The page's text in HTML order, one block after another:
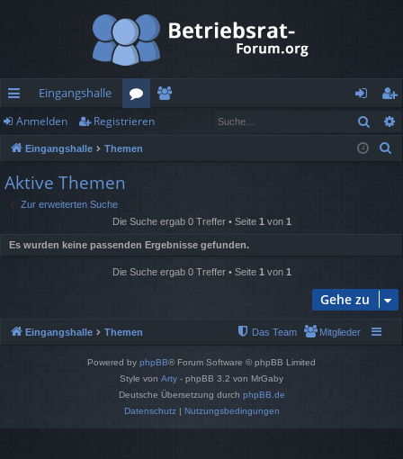
ch
ne
llz
rif
Eingangshalle
or
en
n
m
eg
ist
Anmelden Registrieren
Eingangshalle Themen
Aktive Themen
Zur erweiterten Suche
Die Suche ergab 0 Treffer • Seite 1 von 1
Es wurden keine passenden Ergebnisse gefunden.
Die Suche ergab 0 Treffer • Seite 1 von 1
Gehe zu
Eingangshalle Themen Mitglieder
Das Team
Powered by phpBB® Forum Software © phpBB Limited
Style von Arty - phpBB 3.2 von MrGaby
Deutsche Übersetzung durch phpBB.de
Datenschutz| Nutzungsbedingungen